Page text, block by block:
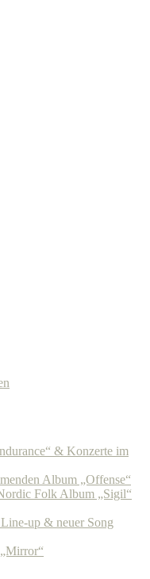
& Konzerte im
Album „Offense“
Folk Album „Sigil“
up & neuer Song